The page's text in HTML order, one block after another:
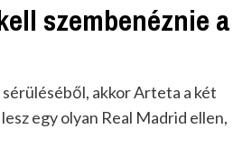
szembenéznie a
akkor Arteta a két
egy olyan Real Madrid ellen,